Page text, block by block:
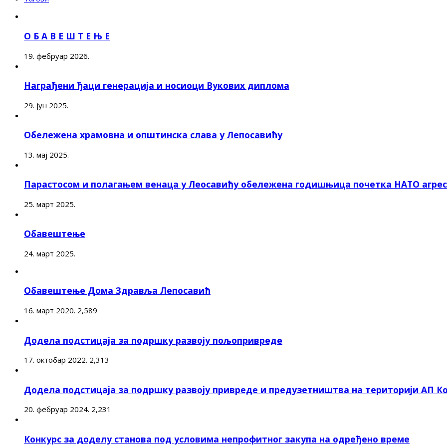
О Б А В Е Ш Т Е Њ Е
19. фебруар 2026.
Награђени ђаци генерација и носиоци Вукових диплома
29. јун 2025.
Обележена храмовна и општинска слава у Лепосавићу
13. мај 2025.
Парастосом и полагањем венаца у Леосавићу обележена годишњица почетка НАТО
25. март 2025.
Обавештење
24. март 2025.
Обавештење Дома Здравља Лепосавић
16. март 2020. 2,589
Додела подстицаја за подршку развоју пољопривреде
17. октобар 2022. 2,313
Додела подстицаја за подршку развоју привреде и предузетништва на територији АП
20. фебруар 2024. 2,231
Конкурс за доделу станова под условима непрофитног закупа на одређено време